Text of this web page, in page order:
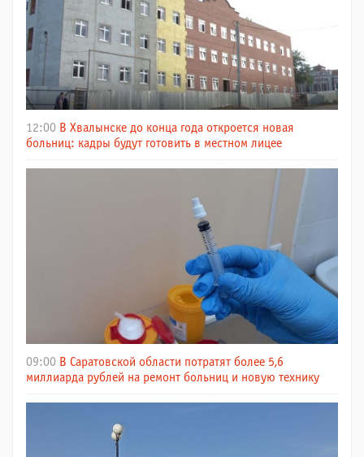
12:00 В Хвалынске до конца года откроется новая
больниц: кадры будут готовить в местном лицее
09:00 В Саратовской области потратят более 5,6
миллиарда рублей на ремонт больниц и новую технику